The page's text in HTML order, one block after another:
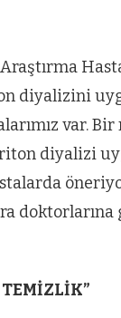
diyalizini
var.
diyalizi
TEMİZLİK”